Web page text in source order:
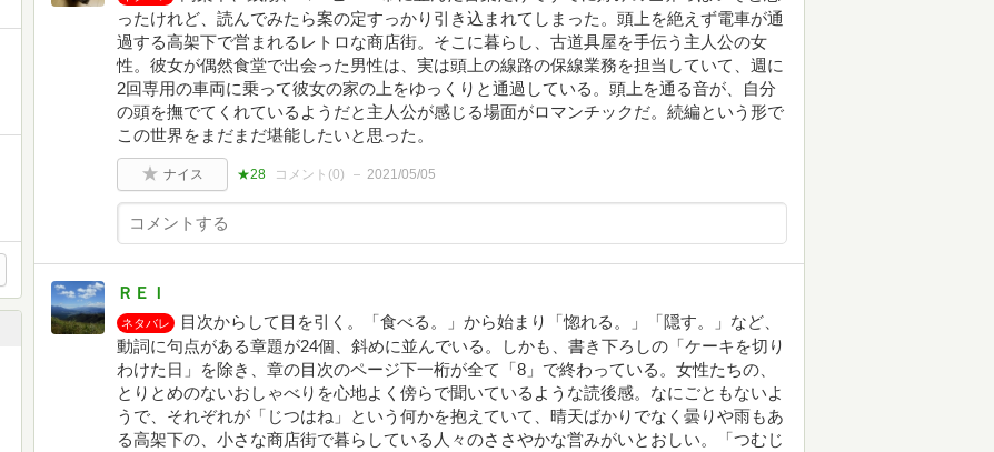
ったけれど、読んでみたら案の定すっかり引き込まれてしまった。頭上を絶えず電車が通
過する高架下で営まれるレトロな商店街。そこに暮らし、古道具屋を手伝う主人公の女
性。彼女が偶然食堂で出会った男性は、実は頭上の線路の保線業務を担当していて、週に
2回専用の車両に乗って彼女の家の上をゆっくりと通過している。頭上を通る音が、自分
の頭を撫でてくれているようだと主人公が感じる場面がロマンチックだ。続編という形で
この世界をまだまだ堪能したいと思った。
ナイス ★28 コメント(0) 2021/05/05
ＲＥＩ
ネタバレ
目次からして目を引く。「食べる。」から始まり「惚れる。」「隠す。」など、
動詞に句点がある章題が24個、斜めに並んでいる。しかも、書き下ろしの「ケーキを切り
わけた日」を除き、章の目次のページ下一桁が全て「8」で終わっている。女性たちの、
とりとめのないおしゃべりを心地よく傍らで聞いているような読後感。なにごともないよ
うで、それぞれが「じつはね」という何かを抱えていて、晴天ばかりでなく曇りや雨もあ
る高架下の、小さな商店街で暮らしている人々のささやかな営みがいとおしい。「つむじ